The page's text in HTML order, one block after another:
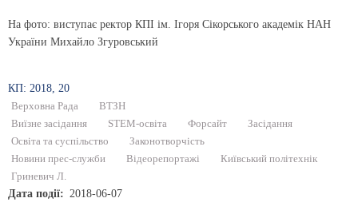
На фото: виступає ректор КПІ ім. Ігоря Сікорського академік НАН
України Михайло Згуровський
КП: 2018, 20
Верховна Рада
ВТЗН
Виїзне засідання
STEM-освіта Форсайт
Засідання
Освіта та суспільство
Законотворчість
Новини прес-служби
Відеорепортажі
Київський політехнік
Гриневич Л.
Дата події 2018-06-07